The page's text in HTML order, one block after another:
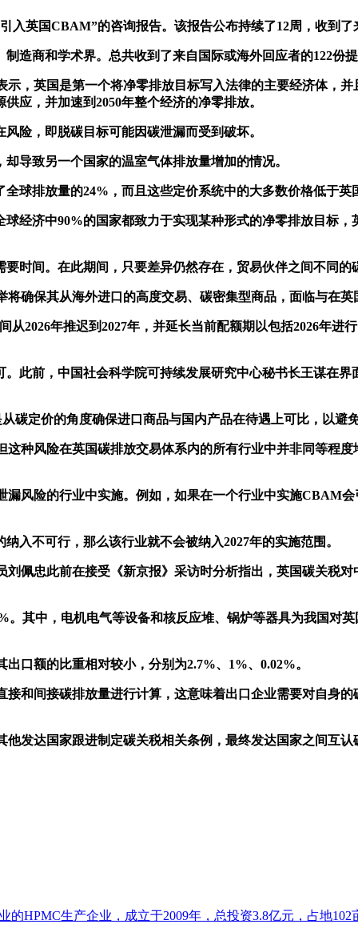
英国CBAM”的咨询报告。该报告公布持续了12周，收到了
商和学术界。总共收到了来自国际或海外回应者的122份
英国是第一个将净零排放目标写入法律的主要经济体，并
应，并加速到2050年整个经济的净零排放。
，即脱碳目标可能因碳泄漏而受到破坏。
致另一个国家的温室气体排放量增加的情况。
排放量的24%，而且这些定价系统中的大多数价格低于英
济中90%的国家都致力于实现某种形式的净零排放目标，
间。在此期间，只要差异仍然存在，贸易伙伴之间不同的
保其从海外进口的高度交易、碳密集型商品，面临与在英
年推迟到2027年，并延长当前配额期以包括2026年进
前，中国社会科学院可持续发展研究中心秘书长王谋在界
定价的角度确保进口商品与国内产品在待遇上可比，以避
风险在英国碳排放交易体系内的所有行业中并非同等程度
险的行业中实施。例如，如果在一个行业中实施CBAM会
不可行，那么该行业就不会被纳入2027年的实施范围。
忠此前在接受《新京报》采访时分析指出，英国碳关税对
中，电机电气等设备和核反应堆、锅炉等器具为我国对
额的比重相对较小，分别为2.7%、1%、0.02%。
间接碳排放量进行计算，这意味着出口企业需要对自身的
达国家跟进制定碳关税相关条例，最终发达国家之间互认
HPMC生产企业，成立于2009年，总投资3.8亿元，占地102